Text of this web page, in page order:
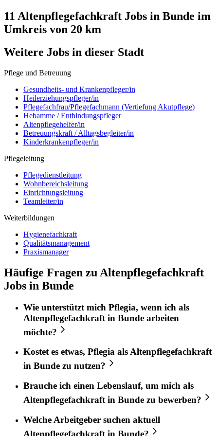
11 Altenpflegefachkraft Jobs in Bunde im
Umkreis von 20 km
Weitere Jobs in dieser Stadt
Pflege und Betreuung
Gesundheits- und Krankenpfleger/in
Heilerziehungspfleger/in
Pflegefachfrau/Pflegefachmann (Vertiefung Akutpflege)
Hebamme / Entbindungspfleger
Altenpflegehelfer/in
Betreuungskraft / Alltagsbegleiter/in
Kinderkrankenpfleger/in
Pflegeleitung
Pflegedienstleitung
Wohnbereichsleitung
Einrichtungsleitung
Teamleiter/in
Weiterbildungen
Hygienefachkraft
Qualitätsmanagement
Praxismanager
Häufige Fragen zu Altenpflegefachkraft
Jobs in Bunde
Wie unterstützt mich Pflegia, wenn ich als
Altenpflegefachkraft in Bunde arbeiten
möchte?
Kostet es etwas, Pflegia alsAltenpflegefachkraft
in Bunde zu nutzen?
Brauche ich einen Lebenslauf, um mich als
Altenpflegefachkraft in Bunde zu bewerben?
Welche Arbeitgeber suchen aktuell
Altenpflegefachkraft in Bunde?